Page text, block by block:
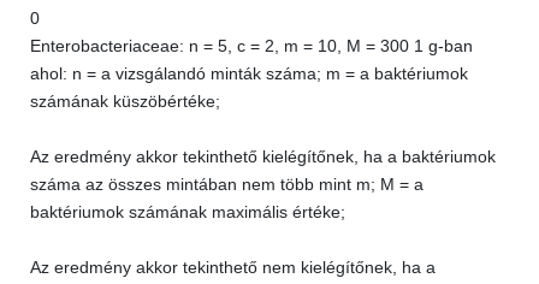
0
Enterobacteriaceae: n = 5, c = 2, m = 10, M = 300 1 g-ban
ahol: n = a vizsgálandó minták száma; m = a baktériumok
számának küszöbértéke;
Az eredmény akkor tekinthető kielégítőnek, ha a baktériumok
száma az összes mintában nem több mint m; M = a
baktériumok számának maximális értéke;
Az eredmény akkor tekinthető nem kielégítőnek, ha a